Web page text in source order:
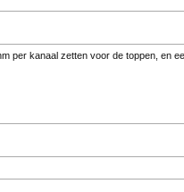
andere apparatuur.
kanaal zetten voor de toppen, en